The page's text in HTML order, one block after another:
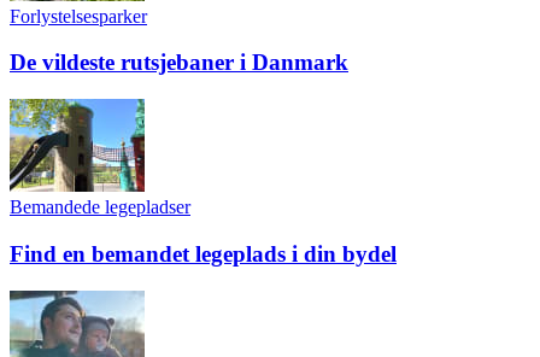
Forlystelsesparker
De vildeste rutsjebaner i Danmark
Bemandede legepladser
Find en bemandet legeplads i din bydel